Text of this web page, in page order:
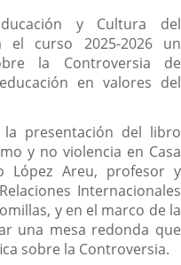
y Cultura del
el curso 2025-2026 un
la Controversia de
en valores del
presentación del libro
y no violencia en Casa
Areu, profesor y
Internacionales
y en el marco de la
una mesa redonda que
sobre la Controversia.